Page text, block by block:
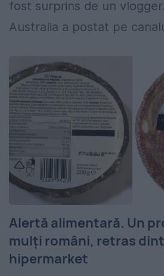
fost surprins de un
Australia a postat pe
Alertă alimentară. Un
mulți români, retras
hipermarket